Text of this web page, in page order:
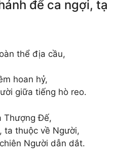
để ca ngợi, tạ
thể địa cầu,
hoan hỷ,
giữa tiếng hò reo.
Thượng Đế,
ta thuộc về Người,
Người dẫn dắt.